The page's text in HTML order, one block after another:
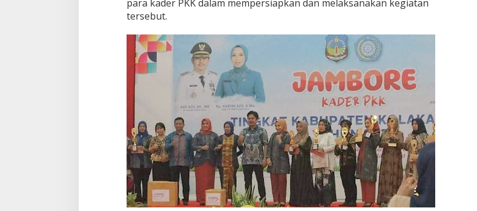
para kader PKK dalam mempersiapkan dan melaksanakan kegiatan
tersebut.